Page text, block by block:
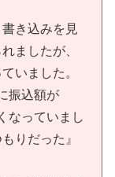
き込みを見
ましたが、
いました。
振込額が
なっていまし
りだった』